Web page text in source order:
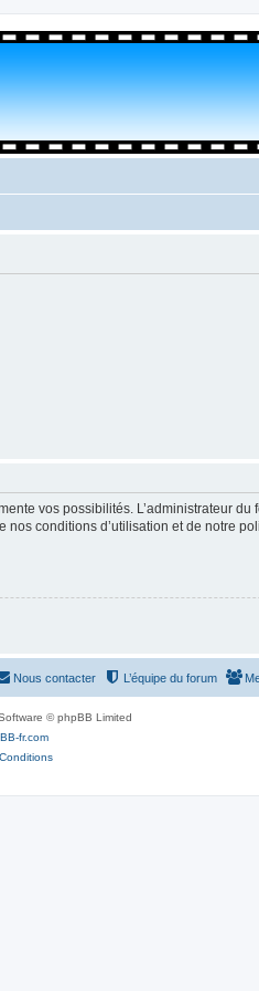
vos possibilités. L’administrateur
conditions d’utilisation et de notre
L’équipe du forum
Nous contacter
© phpBB Limited
fr.com
Conditions